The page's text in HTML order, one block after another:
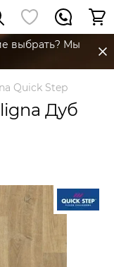
выбрать? Мы
Quick Step
Дуб